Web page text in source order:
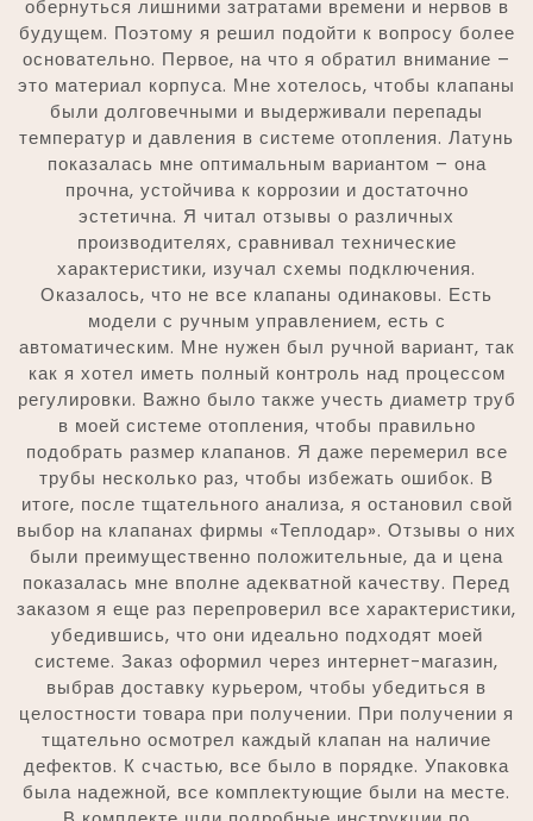
обернуться лишними затратами времени и нервов в
будущем. Поэтому я решил подойти к вопросу более
основательно. Первое, на что я обратил внимание –
это материал корпуса. Мне хотелось, чтобы клапаны
были долговечными и выдерживали перепады
температур и давления в системе отопления. Латунь
показалась мне оптимальным вариантом – она
прочна, устойчива к коррозии и достаточно
эстетична. Я читал отзывы о различных
производителях, сравнивал технические
характеристики, изучал схемы подключения.
Оказалось, что не все клапаны одинаковы. Есть
модели с ручным управлением, есть с
автоматическим. Мне нужен был ручной вариант, так
как я хотел иметь полный контроль над процессом
регулировки. Важно было также учесть диаметр труб
в моей системе отопления, чтобы правильно
подобрать размер клапанов. Я даже перемерил все
трубы несколько раз, чтобы избежать ошибок. В
итоге, после тщательного анализа, я остановил свой
выбор на клапанах фирмы «Теплодар». Отзывы о них
были преимущественно положительные, да и цена
показалась мне вполне адекватной качеству. Перед
заказом я еще раз перепроверил все характеристики,
убедившись, что они идеально подходят моей
системе. Заказ оформил через интернет-магазин,
выбрав доставку курьером, чтобы убедиться в
целостности товара при получении. При получении я
тщательно осмотрел каждый клапан на наличие
дефектов. К счастью, все было в порядке. Упаковка
была надежной, все комплектующие были на месте.